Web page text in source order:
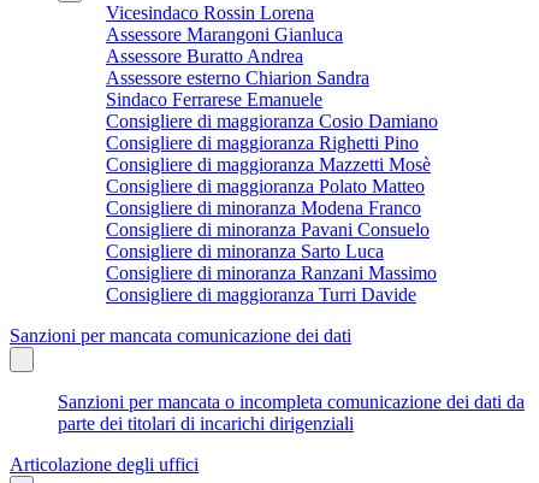
Vicesindaco Rossin Lorena
Assessore Marangoni Gianluca
Assessore Buratto Andrea
Assessore esterno Chiarion Sandra
Sindaco Ferrarese Emanuele
Consigliere di maggioranza Cosio Damiano
Consigliere di maggioranza Righetti Pino
Consigliere di maggioranza Mazzetti Mosè
Consigliere di maggioranza Polato Matteo
Consigliere di minoranza Modena Franco
Consigliere di minoranza Pavani Consuelo
Consigliere di minoranza Sarto Luca
Consigliere di minoranza Ranzani Massimo
Consigliere di maggioranza Turri Davide
Sanzioni per mancata comunicazione dei dati
Sanzioni per mancata o incompleta comunicazione dei dati da
parte dei titolari di incarichi dirigenziali
Articolazione degli uffici